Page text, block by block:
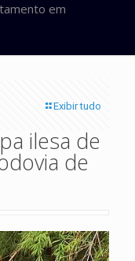
em
Exibir tudo
ilesa de
de